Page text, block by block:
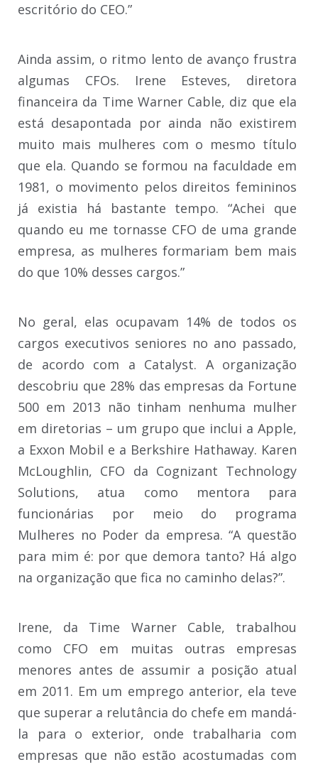
escritório do CEO.”
Ainda assim, o ritmo lento de avanço frustra
algumas CFOs. Irene Esteves, diretora
financeira da Time Warner Cable, diz que ela
está desapontada por ainda não existirem
muito mais mulheres com o mesmo título
que ela. Quando se formou na faculdade em
1981, o movimento pelos direitos femininos
já existia há bastante tempo. “Achei que
quando eu me tornasse CFO de uma grande
empresa, as mulheres formariam bem mais
do que 10% desses cargos.”
No geral, elas ocupavam 14% de todos os
cargos executivos seniores no ano passado,
de acordo com a Catalyst. A organização
descobriu que 28% das empresas da Fortune
500 em 2013 não tinham nenhuma mulher
em diretorias – um grupo que inclui a Apple,
a Exxon Mobil e a Berkshire Hathaway. Karen
McLoughlin, CFO da Cognizant Technology
Solutions, atua como mentora para
funcionárias por meio do programa
Mulheres no Poder da empresa. “A questão
para mim é: por que demora tanto? Há algo
na organização que fica no caminho delas?”.
Irene, da Time Warner Cable, trabalhou
como CFO em muitas outras empresas
menores antes de assumir a posição atual
em 2011. Em um emprego anterior, ela teve
que superar a relutância do chefe em mandá-
la para o exterior, onde trabalharia com
empresas que não estão acostumadas com